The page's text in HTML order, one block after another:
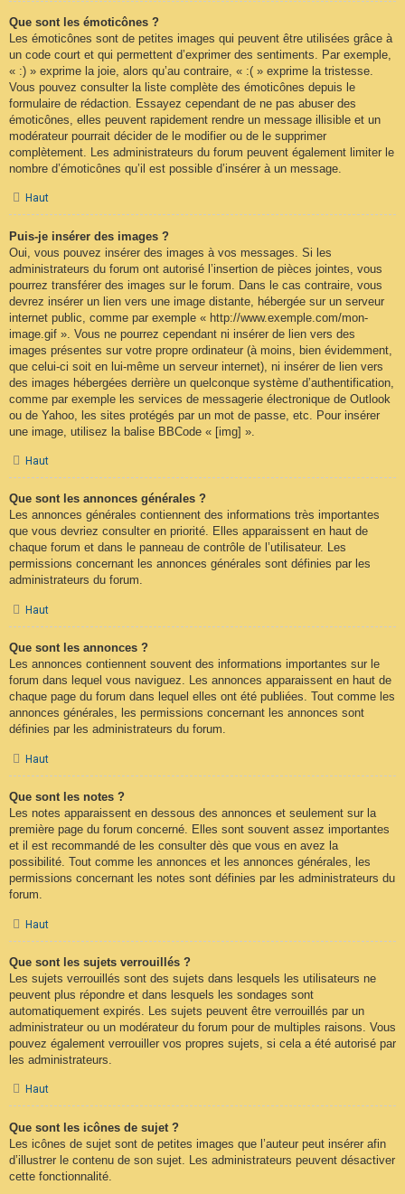
Que sont les émoticônes ?
Les émoticônes sont de petites images qui peuvent être utilisées grâce à
un code court et qui permettent d’exprimer des sentiments. Par exemple,
« :) » exprime la joie, alors qu’au contraire, « :( » exprime la tristesse.
Vous pouvez consulter la liste complète des émoticônes depuis le
formulaire de rédaction. Essayez cependant de ne pas abuser des
émoticônes, elles peuvent rapidement rendre un message illisible et un
modérateur pourrait décider de le modifier ou de le supprimer
complètement. Les administrateurs du forum peuvent également limiter le
nombre d’émoticônes qu’il est possible d’insérer à un message.
Haut
Puis-je insérer des images ?
Oui, vous pouvez insérer des images à vos messages. Si les
administrateurs du forum ont autorisé l’insertion de pièces jointes, vous
pourrez transférer des images sur le forum. Dans le cas contraire, vous
devrez insérer un lien vers une image distante, hébergée sur un serveur
internet public, comme par exemple « http://www.exemple.com/mon-
image.gif ». Vous ne pourrez cependant ni insérer de lien vers des
images présentes sur votre propre ordinateur (à moins, bien évidemment,
que celui-ci soit en lui-même un serveur internet), ni insérer de lien vers
des images hébergées derrière un quelconque système d’authentification,
comme par exemple les services de messagerie électronique de Outlook
ou de Yahoo, les sites protégés par un mot de passe, etc. Pour insérer
une image, utilisez la balise BBCode « [img] ».
Haut
Que sont les annonces générales ?
Les annonces générales contiennent des informations très importantes
que vous devriez consulter en priorité. Elles apparaissent en haut de
chaque forum et dans le panneau de contrôle de l’utilisateur. Les
permissions concernant les annonces générales sont définies par les
administrateurs du forum.
Haut
Que sont les annonces ?
Les annonces contiennent souvent des informations importantes sur le
forum dans lequel vous naviguez. Les annonces apparaissent en haut de
chaque page du forum dans lequel elles ont été publiées. Tout comme les
annonces générales, les permissions concernant les annonces sont
définies par les administrateurs du forum.
Haut
Que sont les notes ?
Les notes apparaissent en dessous des annonces et seulement sur la
première page du forum concerné. Elles sont souvent assez importantes
et il est recommandé de les consulter dès que vous en avez la
possibilité. Tout comme les annonces et les annonces générales, les
permissions concernant les notes sont définies par les administrateurs du
forum.
Haut
Que sont les sujets verrouillés ?
Les sujets verrouillés sont des sujets dans lesquels les utilisateurs ne
peuvent plus répondre et dans lesquels les sondages sont
automatiquement expirés. Les sujets peuvent être verrouillés par un
administrateur ou un modérateur du forum pour de multiples raisons. Vous
pouvez également verrouiller vos propres sujets, si cela a été autorisé par
les administrateurs.
Haut
Que sont les icônes de sujet ?
Les icônes de sujet sont de petites images que l’auteur peut insérer afin
d’illustrer le contenu de son sujet. Les administrateurs peuvent désactiver
cette fonctionnalité.